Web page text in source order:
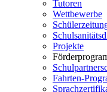
Tutoren
Wettbewerbe
Projekte
Fahrten-